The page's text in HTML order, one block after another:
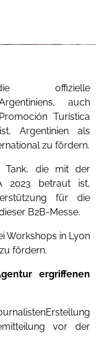
offizielle
auch
Turística
Argentinien als
zu fördern.
Tank, die mit der
2023 betraut ist,
für die
B2B-Messe.
Workshops in Lyon
fördern.
ergriffenen
Erstellung
vor der